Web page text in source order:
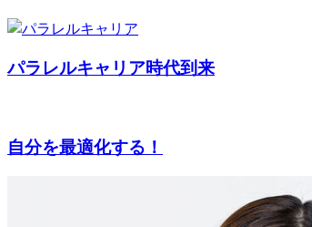
パラレルキャリア時代到来
自分を最適化する！